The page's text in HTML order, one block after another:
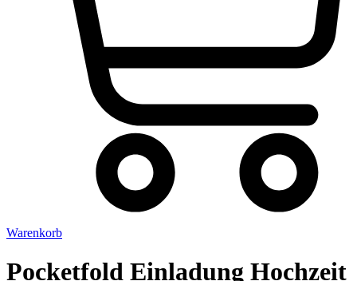
Warenkorb
Pocketfold Einladung Hochzeit